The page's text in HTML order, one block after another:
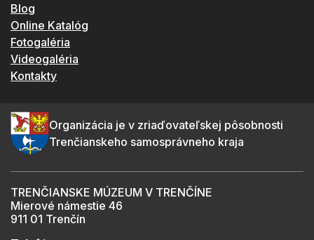
Blog
Online Katalóg
Fotogaléria
Videogaléria
Kontakty
Organizácia je v zriaďovateľskej pôsobnosti
Trenčianskeho samosprávneho kraja
TRENČIANSKE MÚZEUM V TRENČÍNE
Mierové námestie 46
911 01 Trenčín